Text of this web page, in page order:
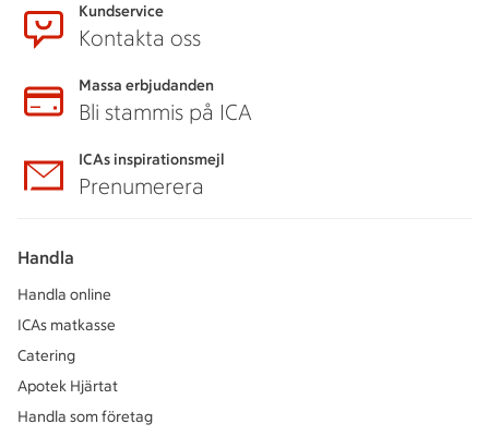
Kundservice
Kontakta oss
Massa erbjudanden
Bli stammis på ICA
ICAs inspirationsmejl
Prenumerera
Handla
Handla online
ICAs matkasse
Catering
Apotek Hjärtat
Handla som företag